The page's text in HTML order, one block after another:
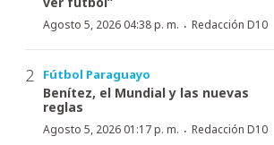
Agosto 5, 2026 04:38 p. m. · Redacción D10
Fútbol Paraguayo
Benítez, el Mundial y las nuevas
reglas
Agosto 5, 2026 01:17 p. m. · Redacción D10